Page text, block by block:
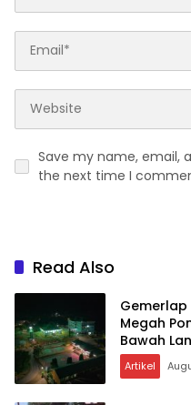
Save my name, email,
the next time I
Read Also
Gemerlap
Megah
Bawah
Artikel